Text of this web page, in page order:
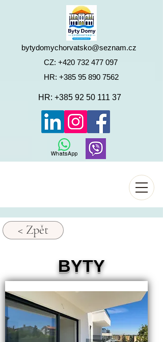
HR: +385 95 890 7562
CZ: +420 732 477 097
WhatsApp
bytydomychorvatsko@seznam.cz
HR: +385 92 50 111 37
< Zpět
BYTY